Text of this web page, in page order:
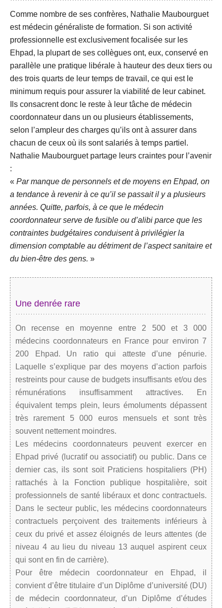
Comme nombre de ses confrères, Nathalie Maubourguet
est médecin généraliste de formation. Si son activité
professionnelle est exclusivement focalisée sur les
Ehpad, la plupart de ses collègues ont, eux, conservé en
parallèle une pratique libérale à hauteur des deux tiers ou
des trois quarts de leur temps de travail, ce qui est le
minimum requis pour assurer la viabilité de leur cabinet.
Ils consacrent donc le reste à leur tâche de médecin
coordonnateur dans un ou plusieurs établissements,
selon l’ampleur des charges qu’ils ont à assurer dans
chacun de ceux où ils sont salariés à temps partiel.
Nathalie Maubourguet partage leurs craintes pour l’avenir
:
« Par manque de personnels et de moyens en Ehpad, on
a tendance à revenir à ce qu’il se passait il y a plusieurs
années. Quitte, parfois, à ce que le médecin
coordonnateur serve de fusible ou d’alibi parce que les
contraintes budgétaires conduisent à privilégier la
dimension comptable au détriment de l’aspect sanitaire et
du bien-être des gens. »
Une denrée rare
On recense en moyenne entre 2 500 et 3 000
médecins coordonnateurs en France pour environ 7
200 Ehpad. Un ratio qui atteste d’une pénurie.
Laquelle s’explique par des moyens d’action parfois
restreints pour cause de budgets insuffisants et/ou des
rémunérations insuffisamment attractives. En
équivalent temps plein, leurs émoluments dépassent
très rarement 5 000 euros mensuels et sont très
souvent nettement moindres.
Les médecins coordonnateurs peuvent exercer en
Ehpad privé (lucratif ou associatif) ou public. Dans ce
dernier cas, ils sont soit Praticiens hospitaliers (PH)
rattachés à la Fonction publique hospitalière, soit
professionnels de santé libéraux et donc contractuels.
Dans le secteur public, les médecins coordonnateurs
contractuels perçoivent des traitements inférieurs à
ceux du privé et assez éloignés de leurs attentes (de
niveau 4 au lieu du niveau 13 auquel aspirent ceux
qui sont en fin de carrière).
Pour être médecin coordonnateur en Ehpad, il
convient d’être titulaire d’un Diplôme d’université (DU)
de médecin coordonnateur, d’un Diplôme d’études